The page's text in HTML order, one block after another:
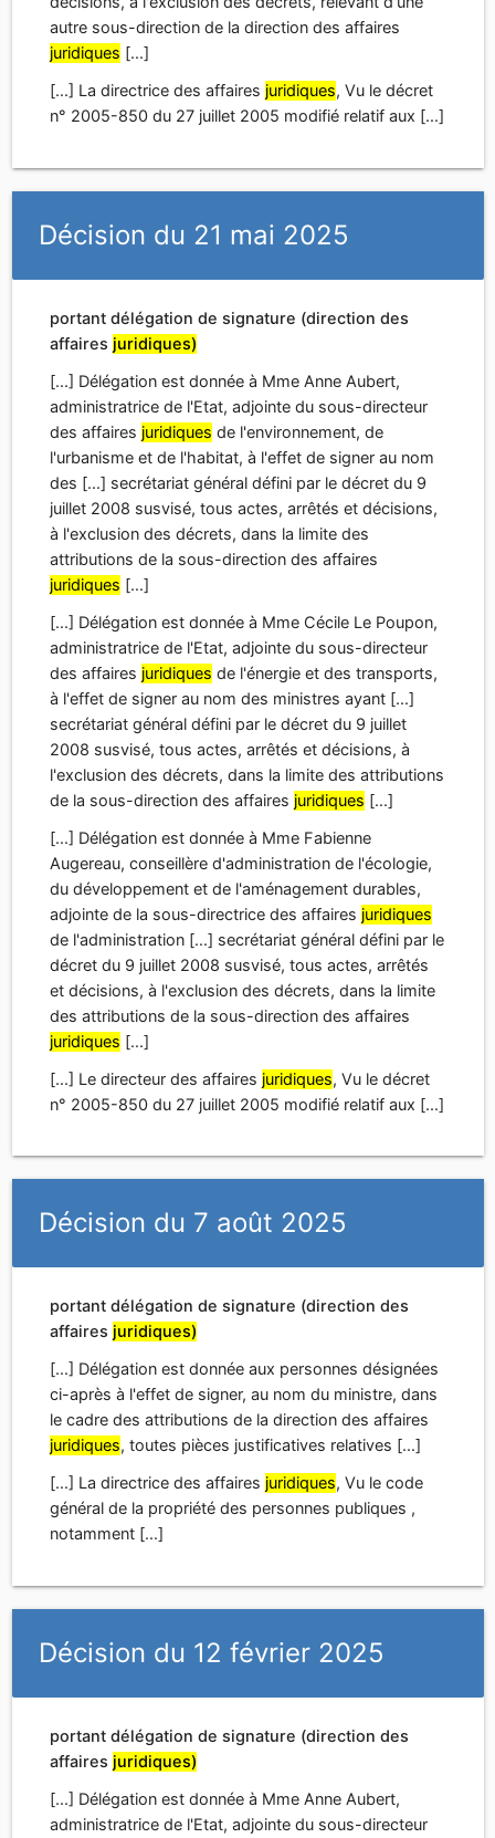
autre sous-direction de la direction des affaires
juridiques [...]
[...] La directrice des affaires juridiques, Vu le décret
n° 2005-850 du 27 juillet 2005 modifié relatif aux [...]
Décision du 21 mai 2025
portant délégation de signature (direction des
affaires juridiques)
[...] Délégation est donnée à Mme Anne Aubert,
administratrice de l'Etat, adjointe du sous-directeur
des affaires juridiques de l'environnement, de
l'urbanisme et de l'habitat, à l'effet de signer au nom
des [...] secrétariat général défini par le décret du 9
juillet 2008 susvisé, tous actes, arrêtés et décisions,
à l'exclusion des décrets, dans la limite des
attributions de la sous-direction des affaires
juridiques [...]
[...] Délégation est donnée à Mme Cécile Le Poupon,
administratrice de l'Etat, adjointe du sous-directeur
des affaires juridiques de l'énergie et des transports,
à l'effet de signer au nom des ministres ayant [...]
secrétariat général défini par le décret du 9 juillet
2008 susvisé, tous actes, arrêtés et décisions, à
l'exclusion des décrets, dans la limite des attributions
de la sous-direction des affaires juridiques [...]
[...] Délégation est donnée à Mme Fabienne
Augereau, conseillère d'administration de l'écologie,
du développement et de l'aménagement durables,
adjointe de la sous-directrice des affaires juridiques
de l'administration [...] secrétariat général défini par le
décret du 9 juillet 2008 susvisé, tous actes, arrêtés
et décisions, à l'exclusion des décrets, dans la limite
des attributions de la sous-direction des affaires
juridiques [...]
[...] Le directeur des affaires juridiques, Vu le décret
n° 2005-850 du 27 juillet 2005 modifié relatif aux [...]
Décision du 7 août 2025
portant délégation de signature (direction des
affaires juridiques)
[...] Délégation est donnée aux personnes désignées
ci-après à l'effet de signer, au nom du ministre, dans
le cadre des attributions de la direction des affaires
juridiques, toutes pièces justificatives relatives [...]
[...] La directrice des affaires juridiques, Vu le code
général de la propriété des personnes publiques ,
notamment [...]
Décision du 12 février 2025
portant délégation de signature (direction des
affaires juridiques)
[...] Délégation est donnée à Mme Anne Aubert,
administratrice de l'Etat, adjointe du sous-directeur